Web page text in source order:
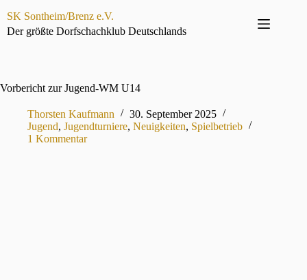
Inhalt
springen
SK Sontheim/Brenz e.V.
Der größte Dorfschachklub Deutschlands
Vorbericht zur Jugend-WM U14
Thorsten Kaufmann
30. September 2025
Jugend, Jugendturniere, Neuigkeiten, Spielbetrieb
1 Kommentar